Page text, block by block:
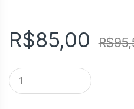
g
er
R$85,00 R$
Q
u
a